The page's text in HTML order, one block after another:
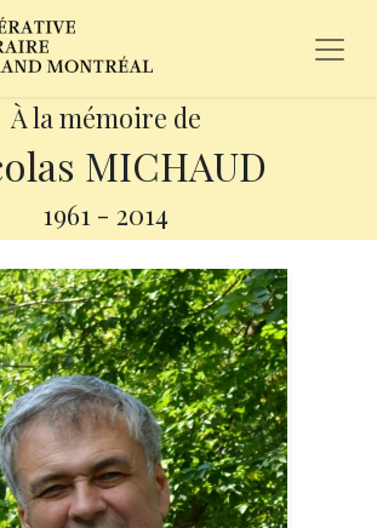
À la mémoire de
MICHAUD
1961 - 2014